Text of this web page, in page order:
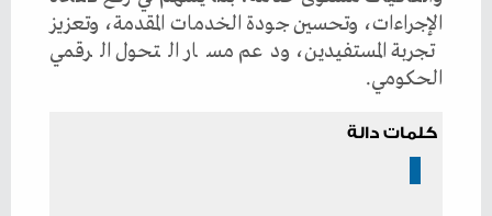
الإجراءات، وتحسين جودة الخدمات المقدمة، وتعزيز
تجربة المستفيدين، ودعم مسار التحول الرقمي
الحكومي.
كلمات دالة